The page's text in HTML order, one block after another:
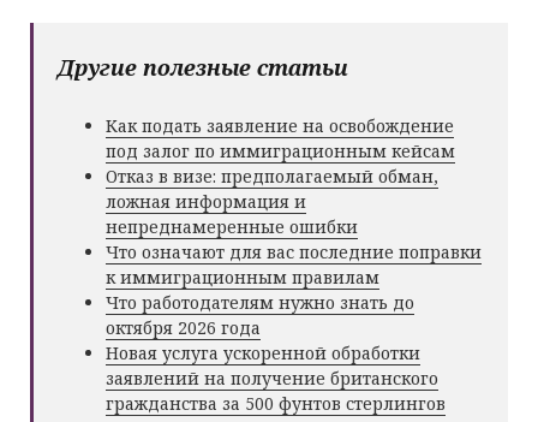
Другие полезные статьи
Как подать заявление на освобождение
под залог по иммиграционным кейсам
Отказ в визе: предполагаемый обман,
ложная информация и
непреднамеренные ошибки
Что означают для вас последние поправки
к иммиграционным правилам
Что работодателям нужно знать до
октября 2026 года
Новая услуга ускоренной обработки
заявлений на получение британского
гражданства за 500 фунтов стерлингов